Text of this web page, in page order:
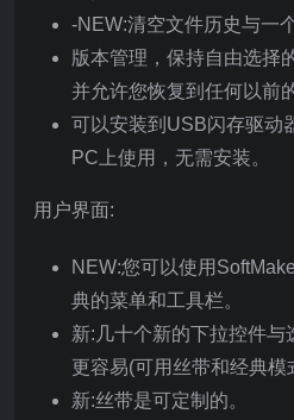
-NEW:清空文件历史与一
版本管理，保持自由选择
并允许您恢复到任何以前
可以安装到USB闪存驱动
PC上使用，无需安装。
用户界面:
NEW:您可以使用
典的菜单和工具栏。
新:几十个新的下拉控件与
更容易(可用丝带和经典模
新:丝带是可定制的。